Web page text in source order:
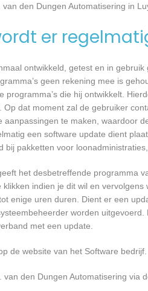
den Dungen Automatisering in
er
ontwikkeld, getest en in
geen rekening mee is
programma’s die hij ontwikkelt.
Op dat moment zal de gebruiker
aanpassingen te maken, waardoor
een software update dient
bij pakketten voor
het desbetreffende programma
klikken indien je dit wil en vervolgens
enige uren duren. Dient er een
worden
met een update.
de website van het Software bedrijf.
van den Dungen Automatisering via